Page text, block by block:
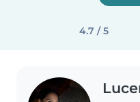
4.7 / 5